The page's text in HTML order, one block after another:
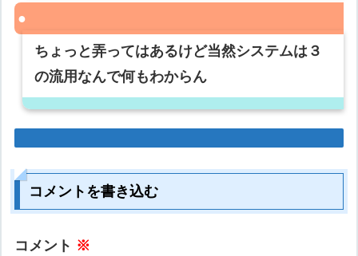
ちょっと弄ってはあるけど当然システムは３
の流用なんで何もわからん
コメントを書き込む
コメント ※